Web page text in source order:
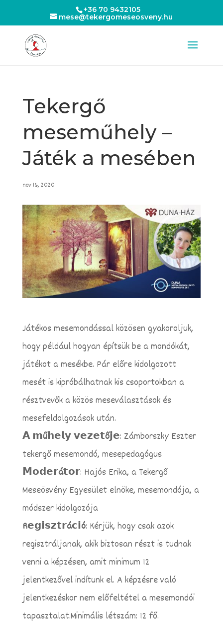
+36 70 9432105
mese@tekergomeseosveny.hu
Tekergő
meseműhely –
Játék a mesében
nov 16, 2020
Játékos mesemondással közösen gyakoroljuk,
hogy például hogyan építsük be a mondókát,
játékot a mesékbe. Pár előre kidolgozott
mesét is kipróbálhatnak kis csoportokban a
résztvevők a közös meseválasztások és
mesefeldolgozások után.
𝗔 𝗺ű𝗵𝗲𝗹𝘆 𝘃𝗲𝘇𝗲𝘁ő𝗷𝗲: Zámborszky Eszter
tekergő mesemondó, mesepedagógus
𝗠𝗼𝗱𝗲𝗿á𝘁𝗼𝗿: Hajós Erika, a Tekergő
Meseösvény Egyesület elnöke, mesemondója, a
módszer kidolgozója
R𝗲𝗴𝗶𝘀𝘇𝘁𝗿á𝗰𝗶ó: Kérjük, hogy csak azok
regisztráljanak, akik biztosan részt is tudnak
venni a képzésen, amit minimum 12
jelentkezővel indítunk el. A képzésre való
jelentkezéskor nem előfeltétel a mesemondói
tapasztalat.Minimális létszám: 12 fő.